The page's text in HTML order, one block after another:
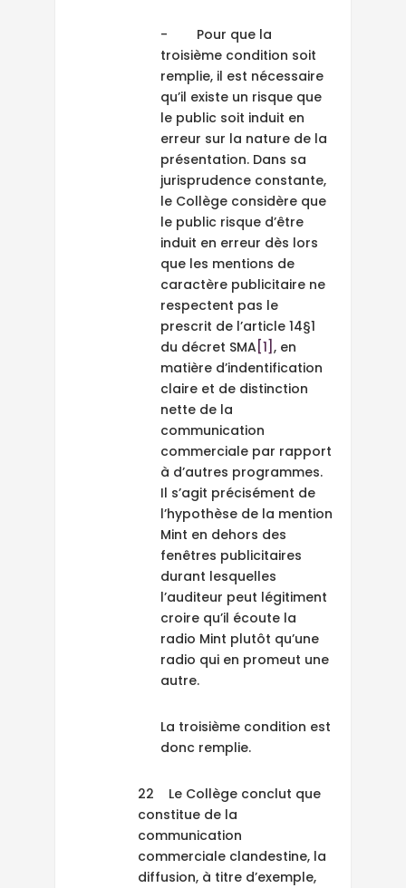
- Pour que la
troisième condition soit
remplie, il est nécessaire
qu’il existe un risque que
le public soit induit en
erreur sur la nature de la
présentation. Dans sa
jurisprudence constante,
le Collège considère que
le public risque d’être
induit en erreur dès lors
que les mentions de
caractère publicitaire ne
respectent pas le
prescrit de l’article 14§1
du décret SMA[1] , en
matière d’indentification
claire et de distinction
nette de la
communication
commerciale par rapport
à d’autres programmes.
Il s’agit précisément de
l’hypothèse de la mention
Mint en dehors des
fenêtres publicitaires
durant lesquelles
l’auditeur peut légitiment
croire qu’il écoute la
radio Mint plutôt qu’une
radio qui en promeut une
autre.
La troisième condition est
donc remplie.
22 Le Collège conclut que
constitue de la
communication
commerciale clandestine, la
diffusion, à titre d’exemple,